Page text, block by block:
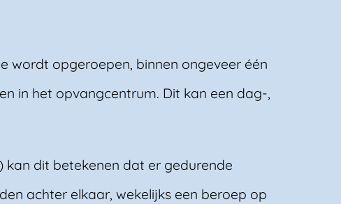
wordt opgeroepen, binnen ongeveer één
in het opvangcentrum. Dit kan een dag-,
dit betekenen dat er gedurende
achter elkaar, wekelijks een beroep op